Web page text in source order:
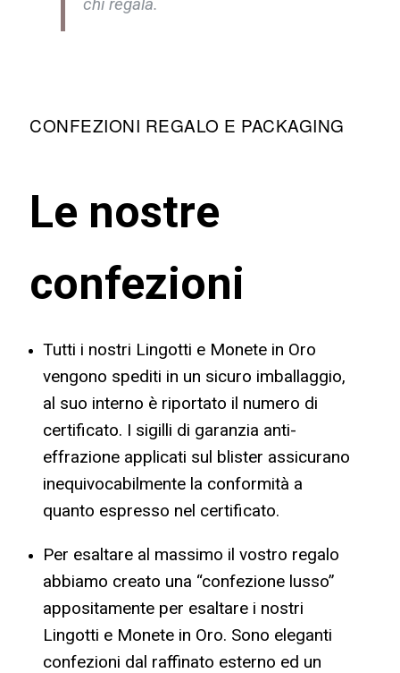
CONFEZIONI REGALO E PACKAGING
Le nostre
confezioni
Tutti i nostri Lingotti e Monete in Oro
vengono spediti in un sicuro imballaggio,
al suo interno è riportato il numero di
certificato. I sigilli di garanzia anti-
effrazione applicati sul blister assicurano
inequivocabilmente la conformità a
quanto espresso nel certificato.
Per esaltare al massimo il vostro regalo
abbiamo creato una “confezione lusso”
appositamente per esaltare i nostri
Lingotti e Monete in Oro. Sono eleganti
confezioni dal raffinato esterno ed un